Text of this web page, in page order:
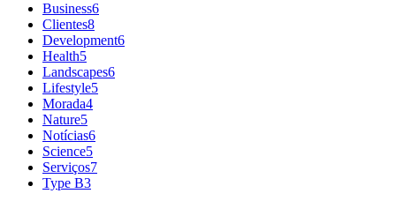
Business6
Clientes8
Development6
Health5
Landscapes6
Lifestyle5
Morada4
Nature5
Notícias6
Science5
Serviços7
Type B3